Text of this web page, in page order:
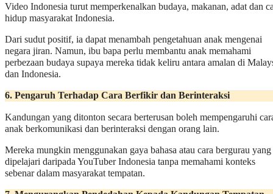
Video Indonesia turut memperkenalkan budaya, makanan, adat dan
hidup masyarakat Indonesia.
Dari sudut positif, ia dapat menambah pengetahuan anak mengenai
negara jiran. Namun, ibu bapa perlu membantu anak memahami
perbezaan budaya supaya mereka tidak keliru antara amalan di
dan Indonesia.
6. Pengaruh Terhadap Cara Berfikir dan Berinteraksi
Kandungan yang ditonton secara berterusan boleh mempengaruhi
anak berkomunikasi dan berinteraksi dengan orang lain.
Mereka mungkin menggunakan gaya bahasa atau cara bergurau yang
dipelajari daripada YouTuber Indonesia tanpa memahami konteks
sebenar dalam masyarakat tempatan.